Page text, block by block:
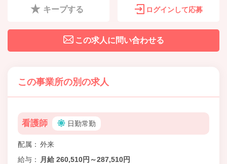
キープする ログインして応募
この求人に問い合わせる
この事業所の別の求人
看護師 日勤常勤
配属
外来
給与
月給 260,510円～287,510円